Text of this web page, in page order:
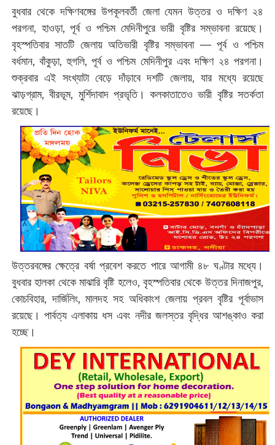
বুধবার থেকে দক্ষিণবঙ্গের উপকূলবর্তী জেলা যেমন উত্তর ও দক্ষিণ ২৪
পরগনা, হাওড়া, পূর্ব ও পশ্চিম মেদিনীপুরে ভারী বৃষ্টির সম্ভাবনা রয়েছে।
বৃহস্পতিবার সাতটি জেলায় অতিভারী বৃষ্টির সম্ভাবনা — পূর্ব ও পশ্চিম
বর্ধমান, বাঁকুড়া, হুগলি, পূর্ব ও পশ্চিম মেদিনীপুর এবং দক্ষিণ ২৪ পরগনা।
শুক্রবার এই সংখ্যাটা বেড়ে দাঁড়াবে দশটি জেলায়, যার মধ্যে রয়েছে
ঝাড়গ্রাম, বীরভূম, মুর্শিদাবাদ প্রভৃতি। কলকাতাতেও ভারী বৃষ্টির সতর্কতা
রয়েছে।
উত্তরবঙ্গের ক্ষেত্রে বর্ষা প্রবেশ করতে পারে আগামী ৪৮ ঘণ্টার মধ্যে।
বুধবার হালকা থেকে মাঝারি বৃষ্টি হলেও, বৃহস্পতিবার থেকে উত্তর দিনাজপুর,
কোচবিহার, দার্জিলিং, মালদহ সহ অধিকাংশ জেলায় প্রবল বৃষ্টির পূর্বাভাস
রয়েছে। পার্বত্য এলাকায় ধস এবং নদীর জলস্তর বৃদ্ধির আশঙ্কাও করা
হচ্ছে।